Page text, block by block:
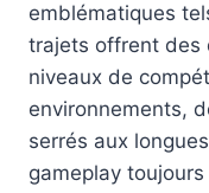
emblématiques
trajets offrent des
niveaux de
environnements,
serrés aux
gameplay